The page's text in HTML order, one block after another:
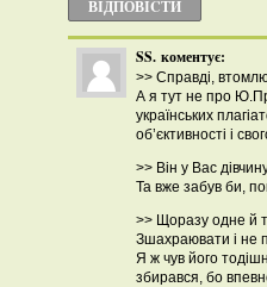
ВІДПОВІCТИ
SS. коментує:
>> Справді,
А я тут не про
українських
об’єктивності і
>> Він у Вас
Та вже забув би,
>> Щоразу одне й
Зшахраювати і не
Я ж чув його
збирався, бо